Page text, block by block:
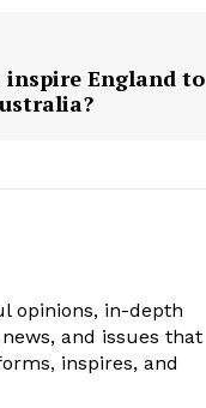
inspire England to
opinions, in-depth
and issues that
inspires, and